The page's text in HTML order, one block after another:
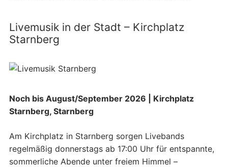
Livemusik in der Stadt – Kirchplatz
Starnberg
Noch bis August/September 2026 | Kirchplatz
Starnberg, Starnberg
Am Kirchplatz in Starnberg sorgen Livebands
regelmäßig donnerstags ab 17:00 Uhr für entspannte,
sommerliche Abende unter freiem Himmel –